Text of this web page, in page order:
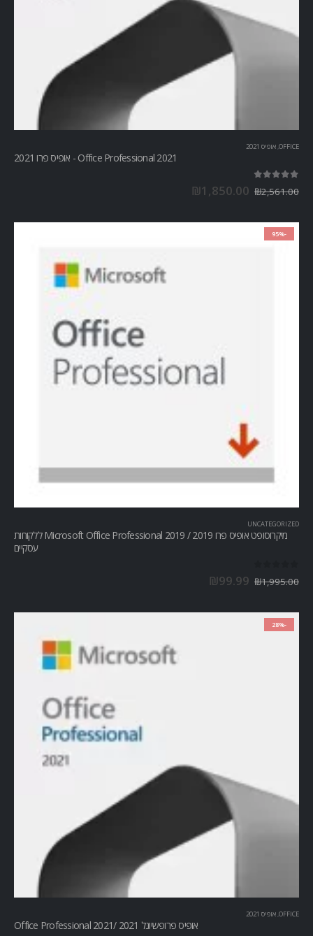
OFFICE
, אופיס 2021
Office Professional 2021 - אופיס פרו 2021
₪2,561.00
₪1,850.00
-95%
UNCATEGORIZED
מיקרוסופט אופיס פרו Microsoft Office Professional 2019 / 2019 ללקוחות
עסקיים
₪1,995.00
₪99.99
-28%
OFFICE
, אופיס 2021
אופיס פרופשיונל 2021 /Office Professional 2021